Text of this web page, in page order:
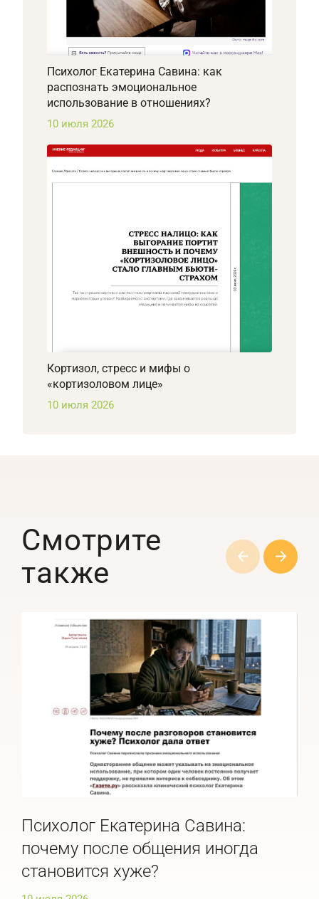
Психолог Екатерина Савина: как
распознать эмоциональное
использование в отношениях?
10 июля 2026
Кортизол, стресс и мифы о
«кортизоловом лице»
10 июля 2026
Смотрите
также
Психолог Екатерина Савина:
почему после общения иногда
становится хуже?